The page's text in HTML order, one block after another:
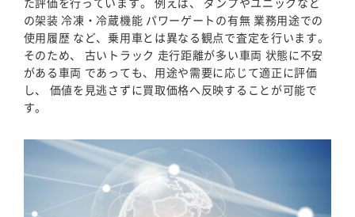
の架装 冷凍・冷蔵機能 パワーゲートの有無 業務用途での
使用履歴 など、乗用車とは異なる観点で査定を行います。
そのため、 古いトラック 走行距離が多い車両 状態に不安
がある車両 であっても、用途や需要に応じて適正に評価
し、 価値を見逃さずに買取価格へ反映することが可能で
す。